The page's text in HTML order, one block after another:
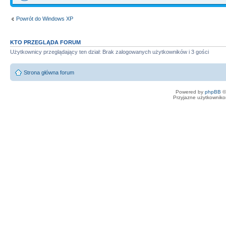
Powrót do Windows XP
KTO PRZEGLĄDA FORUM
Użytkownicy przeglądający ten dział: Brak zalogowanych użytkowników i 3 gości
Strona główna forum
Powered by phpBB
Przyjazne